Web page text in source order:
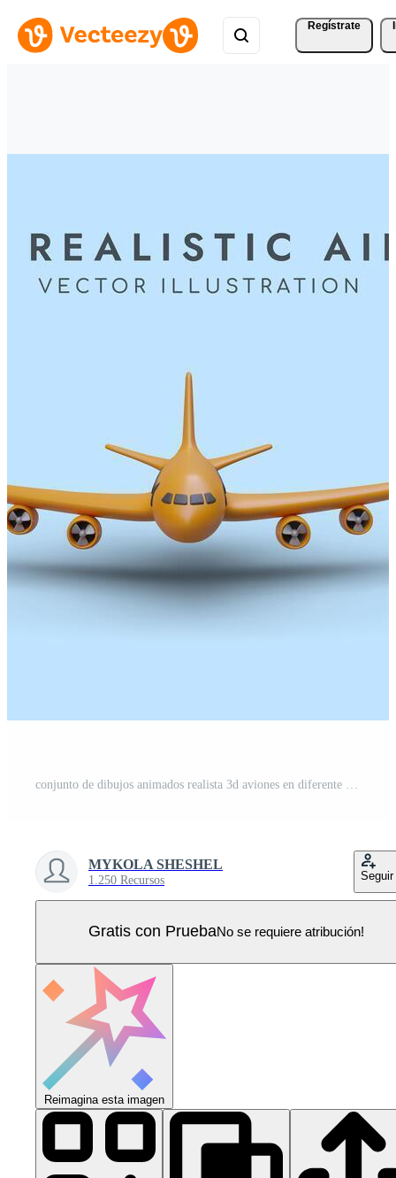
Regístrate
MYKOLA SHESHEL
1.250 Recursos Seguir
Gratis con PruebaNo se requiere atribución!
Reimagina esta imagen